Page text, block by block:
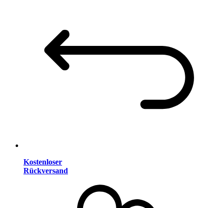
Kostenloser
Rückversand